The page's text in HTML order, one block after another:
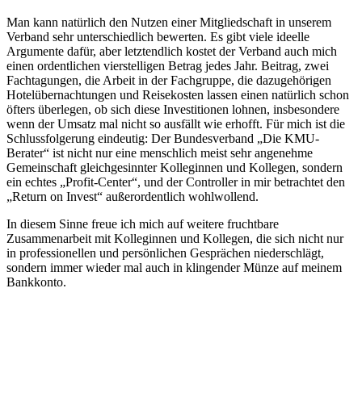
Man kann natürlich den Nutzen einer Mitgliedschaft in unserem
Verband sehr unterschiedlich bewerten. Es gibt viele ideelle
Argumente dafür, aber letztendlich kostet der Verband auch mich
einen ordentlichen vierstelligen Betrag jedes Jahr. Beitrag, zwei
Fachtagungen, die Arbeit in der Fachgruppe, die dazugehörigen
Hotelübernachtungen und Reisekosten lassen einen natürlich schon
öfters überlegen, ob sich diese Investitionen lohnen, insbesondere
wenn der Umsatz mal nicht so ausfällt wie erhofft. Für mich ist die
Schlussfolgerung eindeutig: Der Bundesverband „Die KMU-
Berater“ ist nicht nur eine menschlich meist sehr angenehme
Gemeinschaft gleichgesinnter Kolleginnen und Kollegen, sondern
ein echtes „Profit-Center“, und der Controller in mir betrachtet den
„Return on Invest“ außerordentlich wohlwollend.
In diesem Sinne freue ich mich auf weitere fruchtbare
Zusammenarbeit mit Kolleginnen und Kollegen, die sich nicht nur
in professionellen und persönlichen Gesprächen niederschlägt,
sondern immer wieder mal auch in klingender Münze auf meinem
Bankkonto.